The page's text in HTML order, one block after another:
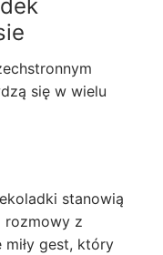
się w wielu
stanowią
rozmowy z
gest, który